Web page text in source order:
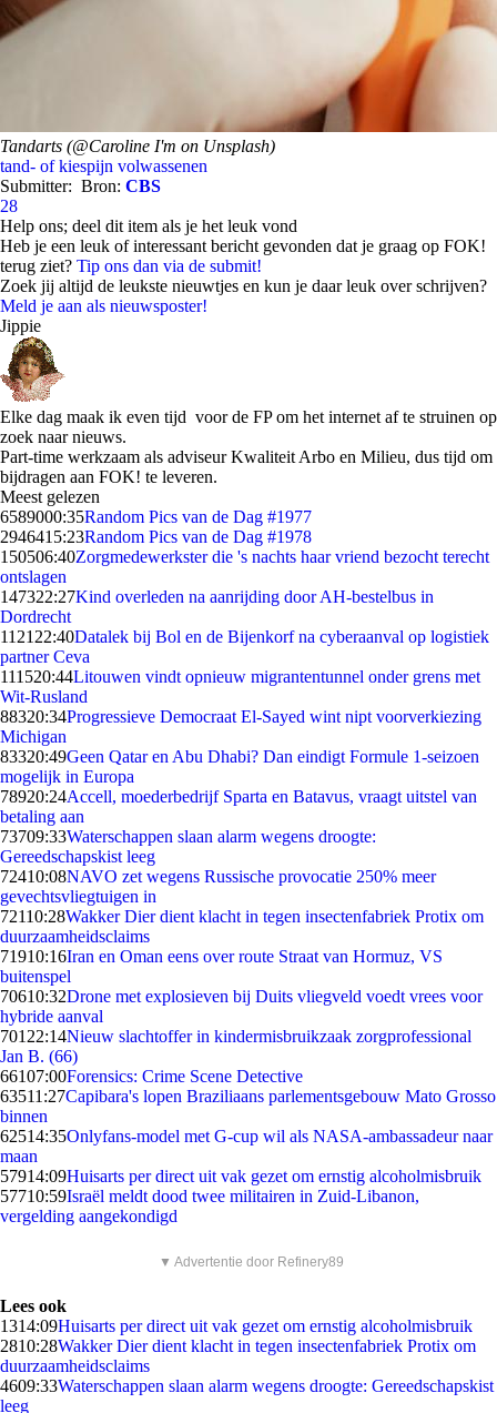
Tandarts (@Caroline I'm on Unsplash)
tand- of kiespijn volwassenen
Submitter: Bron: CBS
28
Help ons; deel dit item als je het leuk vond
Heb je een leuk of interessant bericht gevonden dat je graag op FOK!
terug ziet? Tip ons dan via de submit!
Zoek jij altijd de leukste nieuwtjes en kun je daar leuk over schrijven?
Meld je aan als nieuwsposter!
Jippie
Elke dag maak ik even tijd voor de FP om het internet af te struinen op
zoek naar nieuws.
Part-time werkzaam als adviseur Kwaliteit Arbo en Milieu, dus tijd om
bijdragen aan FOK! te leveren.
Meest gelezen
6589000:35Random Pics van de Dag #1977
2946415:23Random Pics van de Dag #1978
150506:40Zorgmedewerkster die 's nachts haar vriend bezocht terecht
ontslagen
147322:27Kind overleden na aanrijding door AH-bestelbus in
Dordrecht
1121 22:40Datalek bij Bol en de Bijenkorf na cyberaanval op logistiek
partner Ceva
111520:44Litouwen vindt opnieuw migrantentunnel onder grens met
Wit-Rusland
88320:34Progressieve Democraat El-Sayed wint nipt voorverkiezing
Michigan
83320:49Geen Qatar en Abu Dhabi? Dan eindigt Formule 1-seizoen
mogelijk in Europa
78920:24Accell, moederbedrijf Sparta en Batavus, vraagt uitstel van
betaling aan
73709:33Waterschappen slaan alarm wegens droogte:
Gereedschapskist leeg
72410:08NAVO zet wegens Russische provocatie 250% meer
gevechtsvliegtuigen in
72110:28Wakker Dier dient klacht in tegen insectenfabriek Protix om
duurzaamheidsclaims
71910:16Iran en Oman eens over route Straat van Hormuz, VS
buitenspel
70610:32Drone met explosieven bij Duits vliegveld voedt vrees voor
hybride aanval
701 22:14Nieuw slachtoffer in kindermisbruikzaak zorgprofessional
Jan B. (66)
66107:00Forensics: Crime Scene Detective
63511:27Capibara's lopen Braziliaans parlementsgebouw Mato Grosso
binnen
62514:35Onlyfans-model met G-cup wil als NASA-ambassadeur naar
maan
57914:09Huisarts per direct uit vak gezet om ernstig alcoholmisbruik
57710:59Israël meldt dood twee militairen in Zuid-Libanon,
vergelding aangekondigd
▼ Advertentie door Refinery89
Lees ook
1314:09Huisarts per direct uit vak gezet om ernstig alcoholmisbruik
2810:28Wakker Dier dient klacht in tegen insectenfabriek Protix om
duurzaamheidsclaims
4609:33Waterschappen slaan alarm wegens droogte: Gereedschapskist
leeg